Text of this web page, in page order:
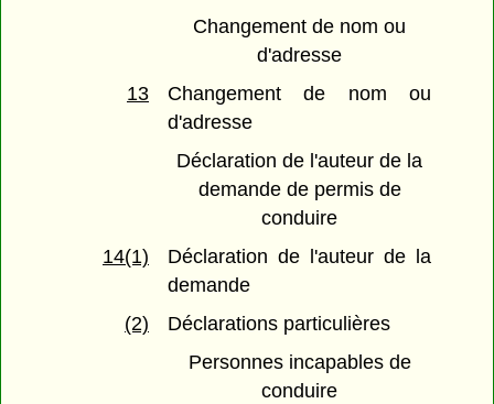
Changement de nom ou
d'adresse
13
Changement de nom ou
d'adresse
Déclaration de l'auteur de la
demande de permis de
conduire
14(1)
Déclaration de l'auteur de la
demande
(2)
Déclarations particulières
Personnes incapables de
conduire